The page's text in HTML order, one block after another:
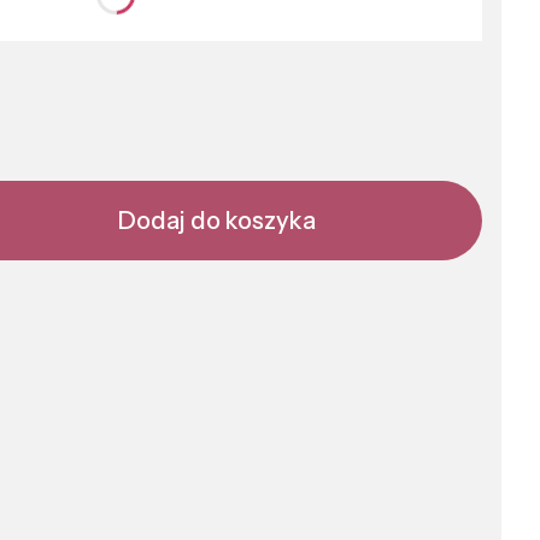
Dodaj do koszyka